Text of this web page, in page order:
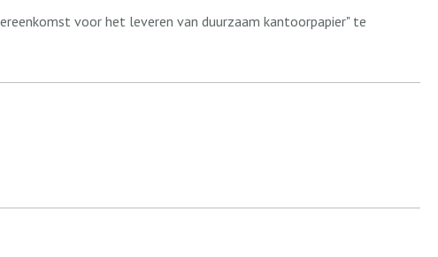
voor het leveren van duurzaam kantoorpapier" te